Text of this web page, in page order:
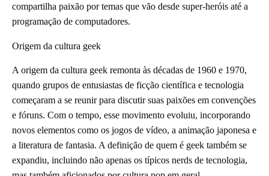
compartilha paixão por temas que vão desde super-heróis até a
programação de computadores.
Origem da cultura geek
A origem da cultura geek remonta às décadas de 1960 e 1970,
quando grupos de entusiastas de ficção científica e tecnologia
começaram a se reunir para discutir suas paixões em convenções
e fóruns. Com o tempo, esse movimento evoluiu, incorporando
novos elementos como os jogos de vídeo, a animação japonesa e
a literatura de fantasia. A definição de quem é geek também se
expandiu, incluindo não apenas os típicos nerds de tecnologia,